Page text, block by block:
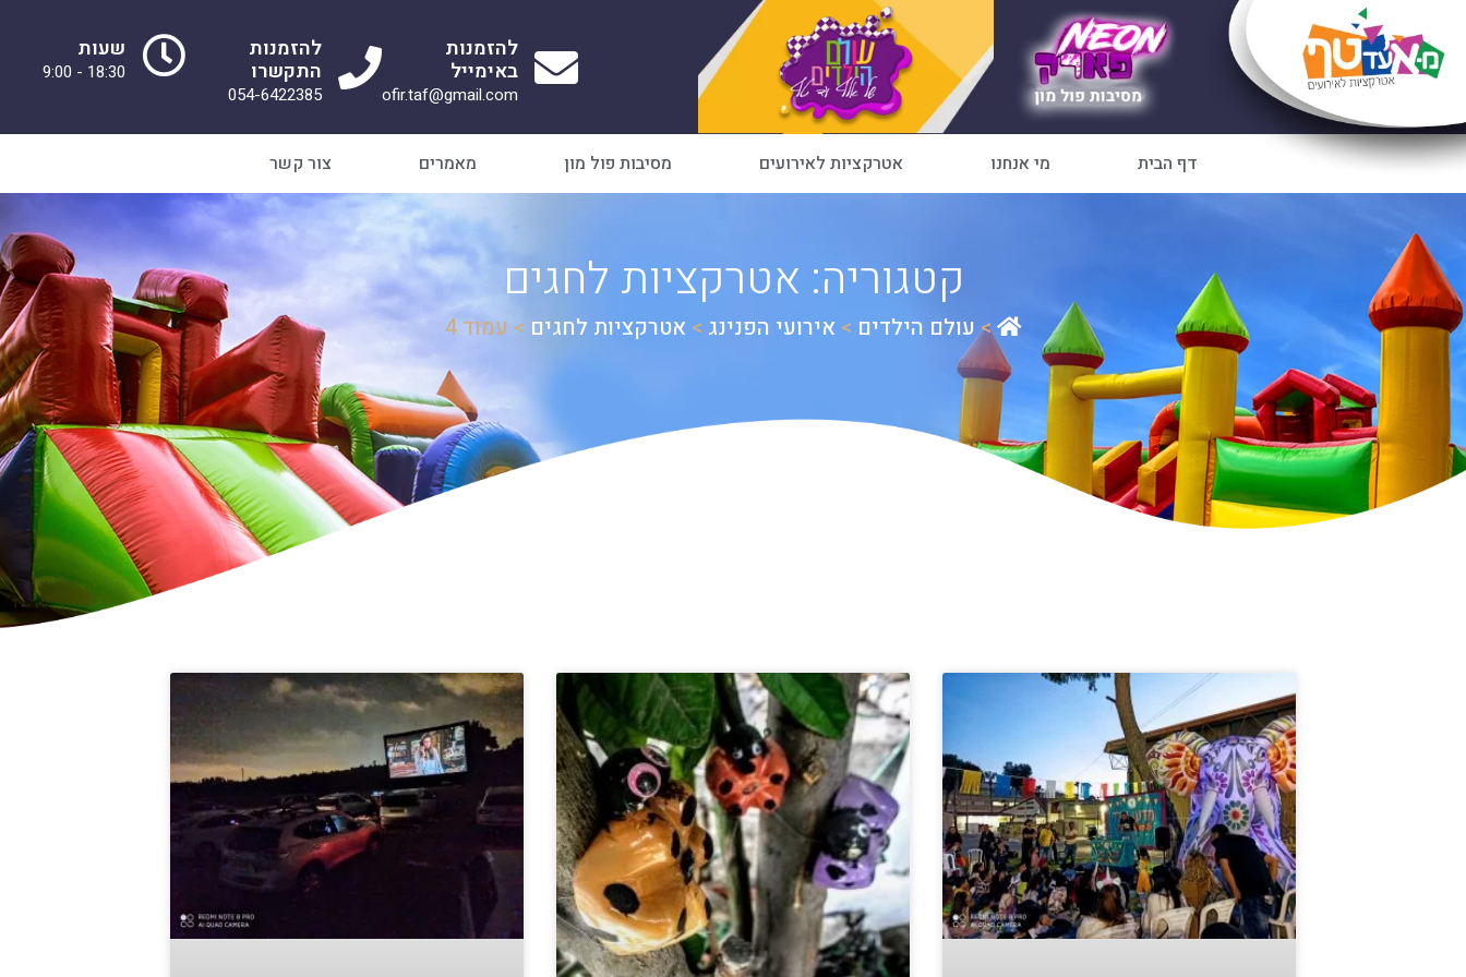
להזמנות
באימייל
ofir.taf@gmail.com
להזמנות
התקשרו
054-6422385
שעות
18:30 - 9:00
דף הבית מי אנחנו אטרקציות לאירועים מסיבות פול מון מאמרים צור קשר
קטגוריה: אטרקציות לחגים
>עולם הילדים > אירועי הפנינג > אטרקציות לחגים > עמוד 4